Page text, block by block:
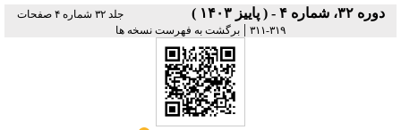
دوره ۳۲، شماره ۴ - ( پاییز ۱۴۰۳ )
جلد ۳۲ شماره ۴ صفحات
۳۱۹-۳۱۱
| برگشت به فهرست نسخه ها